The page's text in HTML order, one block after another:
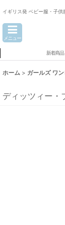
イギリス発 ベビー服・子
メニュー
新着商品
ホーム > ガールズ ワ
ディッツィー